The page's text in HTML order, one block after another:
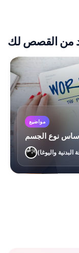
من القصص لك
مواضيع
نوع الجسم